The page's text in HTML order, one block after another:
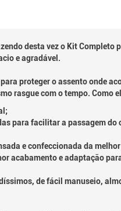
desta vez o Kit
e agradável.
proteger o assento onde
rasgue com o tempo. Como
para facilitar a passagem do
e confeccionada da
acabamento e adaptação
de fácil manuseio,